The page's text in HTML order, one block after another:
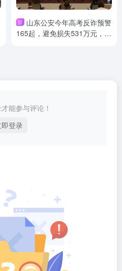
新 山东公安今年高考反诈预警
165起，避免损失531万元，曝
能参与评论！
即登录